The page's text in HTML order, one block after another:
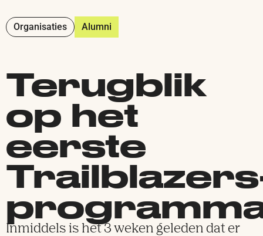
Organisaties Alumni
Terugblik
op het
eerste
Inmiddels is het 3 weken geleden dat er